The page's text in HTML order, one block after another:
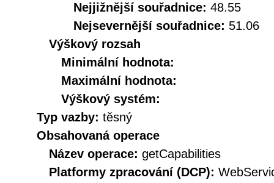
Nejjižnější souřadnice: 48.55
Nejsevernější souřadnice: 51.06
Výškový rozsah
Minimální hodnota:
Maximální hodnota:
Výškový systém:
Typ vazby: těsný
Obsahovaná operace
Název operace: getCapabilities
Platformy zpracování (DCP):